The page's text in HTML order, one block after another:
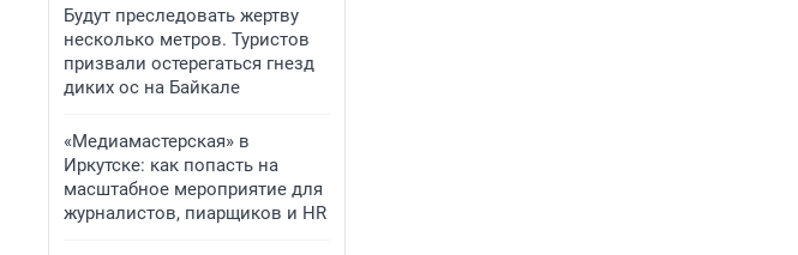
Будут преследовать жертву
несколько метров. Туристов
призвали остерегаться гнезд
диких ос на Байкале
«Медиамастерская» в
Иркутске: как попасть на
масштабное мероприятие для
журналистов, пиарщиков и HR